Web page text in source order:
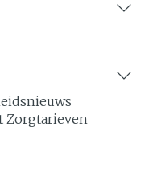
Zorgtarieven